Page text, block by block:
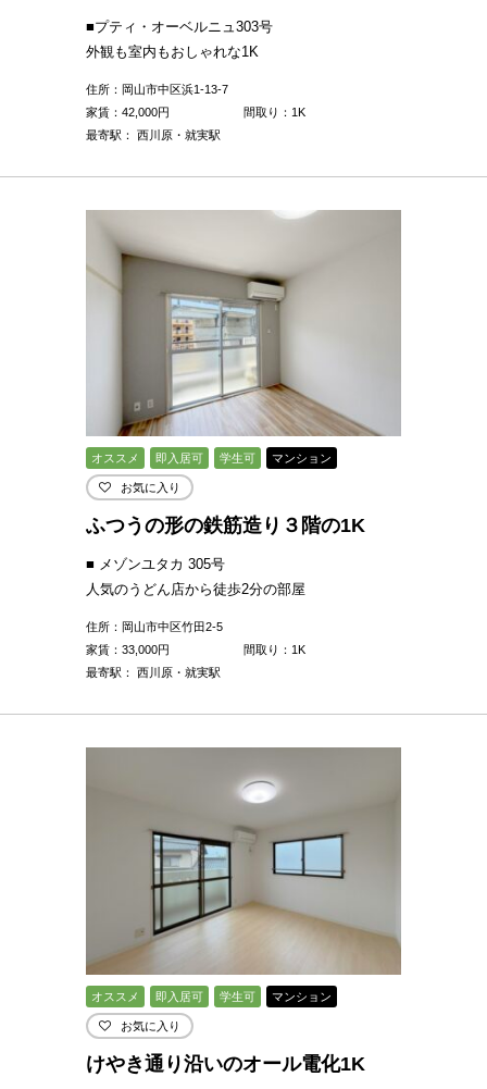
■プティ・オーベルニュ303号
外観も室内もおしゃれな1K
住所：岡山市中区浜1-13-7
家賃： 42,000円
間取り：1K
最寄駅： 西川原・就実駅
オススメ 即入居可 学生可 マンション
お気に入り
ふつうの形の鉄筋造り３階の1K
■ メゾンユタカ 305号
人気のうどん店から徒歩2分の部屋
住所：岡山市中区竹田2-5
家賃： 33,000円
間取り：1K
最寄駅： 西川原・就実駅
オススメ 即入居可 学生可 マンション
お気に入り
けやき通り沿いのオール電化1K